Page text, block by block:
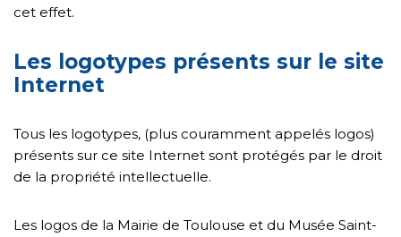
cet effet.
Les logotypes présents sur le site
Internet
Tous les logotypes, (plus couramment appelés logos)
présents sur ce site Internet sont protégés par le droit
de la propriété intellectuelle.
Les logos de la Mairie de Toulouse et du Musée Saint-